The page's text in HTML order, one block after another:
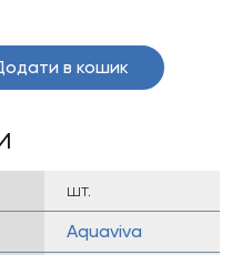
в кошик
шт.
Aquaviva